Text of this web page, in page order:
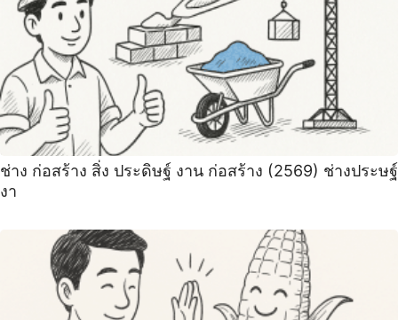
ช่าง ก่อสร้าง สิ่ง ประดิษฐ์ งาน ก่อสร้าง (2569) ช่างประษฐ์
งา